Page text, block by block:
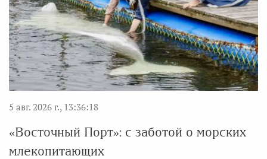
5 авг. 2026 г., 13:36:18
«Восточный Порт»: с заботой о морских
млекопитающих